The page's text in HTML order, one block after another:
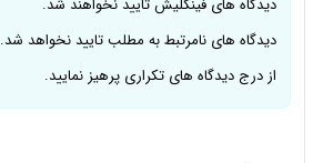
دیدگاه های فینگلیش تایید نخواهند شد.
دیدگاه های نامرتبط به مطلب تایید نخواهد شد.
از درج دیدگاه های تکراری پرهیز نمایید.